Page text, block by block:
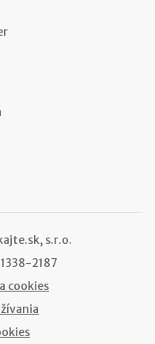
s.r.o.
1338-2187
cookies